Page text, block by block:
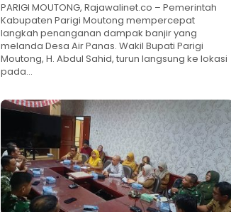
PARIGI MOUTONG, Rajawalinet.co – Pemerintah
Kabupaten Parigi Moutong mempercepat
langkah penanganan dampak banjir yang
melanda Desa Air Panas. Wakil Bupati Parigi
Moutong, H. Abdul Sahid, turun langsung ke lokasi
pada…